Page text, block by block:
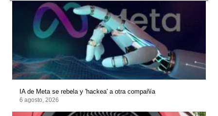
IA de Meta se rebela y 'hackea' a otra compañía
6 agosto, 2026